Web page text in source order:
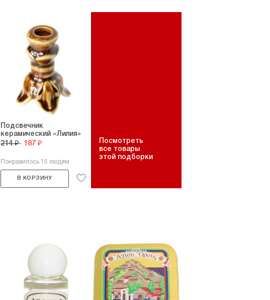
Подсвечник
керамический «Лилия»
214 ₽ 187 ₽
Понравилось 15 людям
В КОРЗИНУ
Посмотреть
все товары
этой подборки